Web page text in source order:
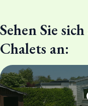
Sehen Sie
Chalets an: